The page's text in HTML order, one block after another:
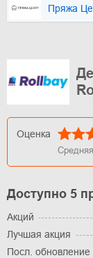
Пряжа
Оценка
Доступно 5
Акций
Лучшая акция
Посл. обновление